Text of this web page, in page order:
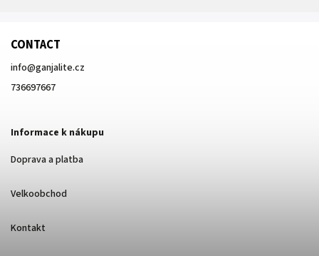
CONTACT
info@ganjalite.cz
736697667
Informace k nákupu
Doprava a platba
Velkoobchod
Kontakt